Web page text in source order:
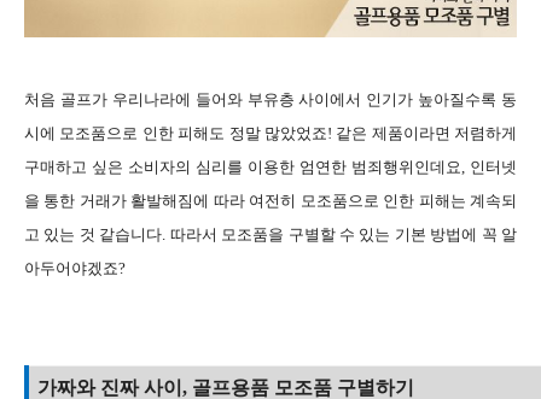
처음 골프가 우리나라에 들어와 부유층 사이에서 인기가 높아질수록 동
시에 모조품으로 인한 피해도 정말 많았었죠! 같은 제품이라면 저렴하게
구매하고 싶은 소비자의 심리를 이용한 엄연한 범죄행위인데요, 인터넷
을 통한 거래가 활발해짐에 따라 여전히 모조품으로 인한 피해는 계속되
고 있는 것 같습니다. 따라서 모조품을 구별할 수 있는 기본 방법에 꼭 알
아두어야겠죠?
가짜와 진짜 사이, 골프용품 모조품 구별하기